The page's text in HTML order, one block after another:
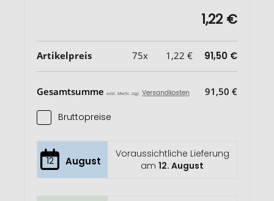
1,22 €
Artikelpreis 75x 1,22 € 91,50 €
Gesamtsumme exkl. MwSt. zzgl. Versandkosten 91,50 €
Bruttopreise
12 August
Voraussichtliche Lieferung
am12. August